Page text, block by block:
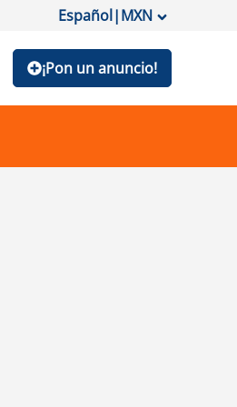
Español|MXN
¡Pon un anuncio!